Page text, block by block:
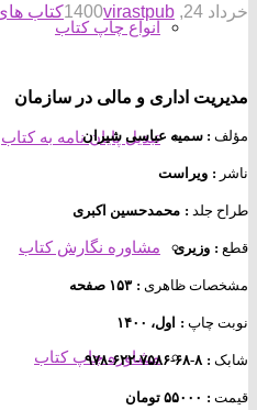
انواع چاپ کتاب
تبدیل پایان نامه به کتاب
مشاوره نگارش کتاب
مشاوره چاپ کتاب
خرداد 24, 1400 virastpub کتاب
مدیریت اداری و مالی در سازمان
مؤلف : سمیه عباسی شیران
ناشر : ویراست
طراح جلد : محمدحسین اکبری
قطع : وزیری
مشخصات ظاهری : ۱۵۳ صفحه
نوبت چاپ : اول، ۱۴۰۰
شابک : ۸-۶۸-۷۵۸۶-۶۲۲-۹۷۸
قیمت : ۵۵۰۰۰ تومان